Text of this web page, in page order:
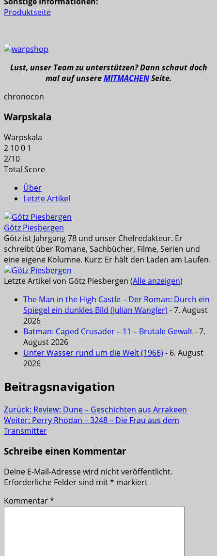
Produktseite
Lust, unser Team zu unterstützen? Dann schaut doch
mal auf unsereMITMACHENSeite.
chronocon
Warpskala
Warpskala
2 100 1
2/10
Total Score
Über
Letzte Artikel
Götz Piesbergen
Götz ist Jahrgang 78 und unser Chefredakteur. Er
schreibt über Romane, Sachbücher, Filme, Serien und
eine eigene Kolumne. Kurz: Er hält den Laden am Laufen.
Letzte Artikel von Götz Piesbergen (Alle anzeigen)
The Man in the High Castle – Der Roman: Durch ein
Spiegel ein dunkles Bild (Julian Wangler) - 7. August
2026
Batman: Caped Crusader – 11 – Brutale Gewalt- 7.
August 2026
Unter Wasser rund um die Welt (1966) - 6. August
2026
Beitragsnavigation
Zurück: Review: Dune – Geschichten aus Arrakeen
Weiter: Perry Rhodan – 3248 – Die Frau aus dem
Transmitter
Schreibe einen Kommentar
Deine E-Mail-Adresse wird nicht veröffentlicht.
Erforderliche Felder sind mit* markiert
Kommentar*